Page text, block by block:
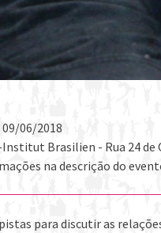
09/06/2018
Brasilien - Rua 24 de
na descrição do
para discutir as